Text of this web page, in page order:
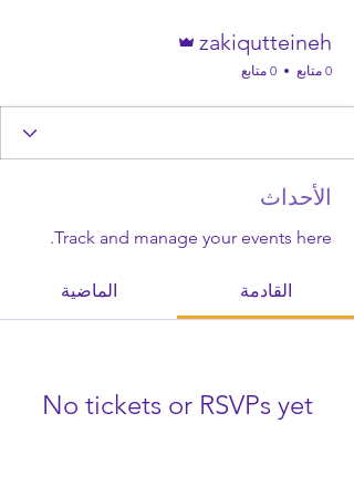
zakiqutteineh
0 متابع 0 متابع
الأحداث
Track and manage your events here.
القادمة الماضية
No tickets or RSVPs yet